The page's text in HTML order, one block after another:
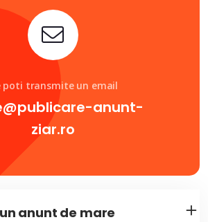
poti transmite un email
anunt-
ziar.ro
anunt de mare